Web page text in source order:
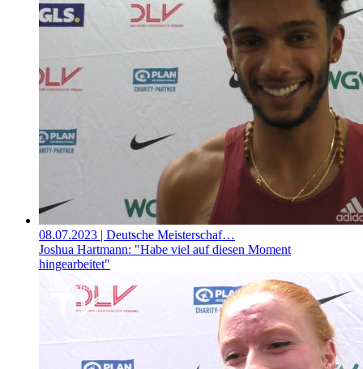
08.07.2023 | Deutsche Meisterschaf…
Joshua Hartmann: "Habe viel auf diesen Moment
hingearbeitet"